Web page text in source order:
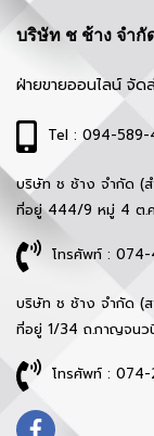
บริษัท ช ช้าง จำกั
ฝ่ายขายออนไลน์ จัด
Tel : 094-589-
บริษัท ช ช้าง จำกัด (
ที่อยู่ 444/9 หมู่ 4 ต.ค
โทรศัพท์ : 074-
บริษัท ช ช้าง จำกัด (ส
ที่อยู่ 1/34 ถ.กาญจนว
โทรศัพท์ : 074-